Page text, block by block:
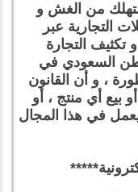
من الغش و
التجارية عبر
تكثيف التجارة
السعودي في
، و أن القانون
أي منتج ، أو
في هذا المجال